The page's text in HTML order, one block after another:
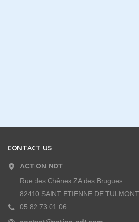
CONTACT US
ACTION-NDT
Rue des Chênes ZA des Brugues
82410 SAINT ETIENNE DE TULMONT
05 82 73 01 06